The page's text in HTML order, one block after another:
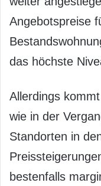
Angebotspreise
das höchste
Allerdings
wie in der
Standorten in
bestenfalls